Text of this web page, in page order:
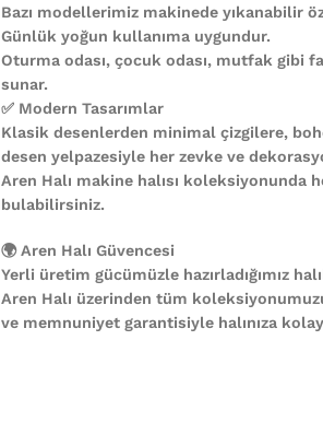
Bazı modellerimiz makinede yıkanabilir
Günlük yoğun kullanıma uygundur.
Oturma odası, çocuk odası, mutfak gibi
sunar.
✅ Modern Tasarımlar
Klasik desenlerden minimal çizgilere,
desen yelpazesiyle her zevke ve
Aren Halı makine halısı koleksiyonunda
bulabilirsiniz.
🌍 Aren Halı Güvencesi
Yerli üretim gücümüzle hazırladığımız
Aren Halı üzerinden tüm
ve memnuniyet garantisiyle halınıza